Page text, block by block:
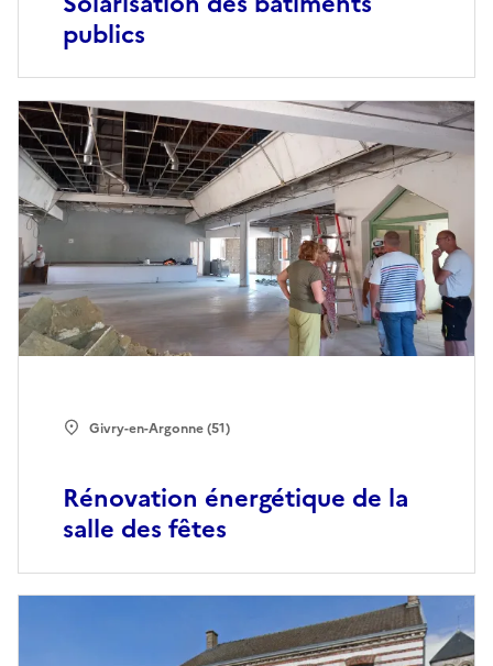
publics
Rénovation énergétique de la
salle des fêtes
Givry-en-Argonne (51)